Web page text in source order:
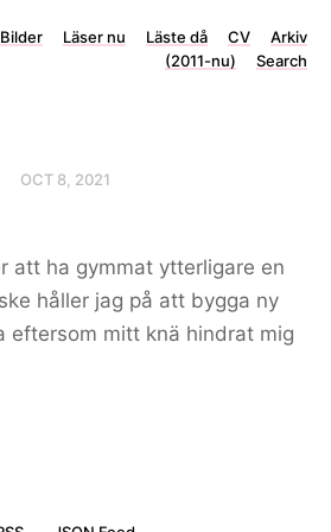
Bilder Läser nu Läste då CV
Arkiv
(2011-nu)
Search
OCT 8, 2021
att ha gymmat ytterligare en
håller jag på att bygga ny
eftersom mitt knä hindrat mig